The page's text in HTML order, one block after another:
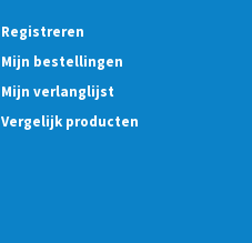
Registreren
Mijn bestellingen
Mijn verlanglijst
Vergelijk producten